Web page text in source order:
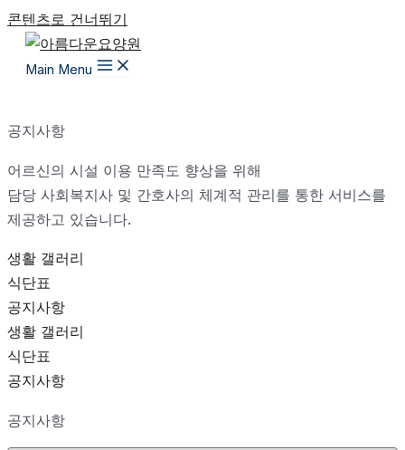
콘텐츠로 건너뛰기
Main Menu
공지사항
어르신의 시설 이용 만족도 향상을 위해
담당 사회복지사 및 간호사의 체계적 관리를 통한 서비스를
제공하고 있습니다.
생활 갤러리
식단표
공지사항
생활 갤러리
식단표
공지사항
공지사항